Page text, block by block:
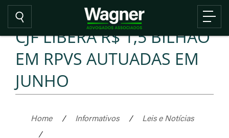
CJF LIBERA R$ 1,5 BILHÃO
EM RPVS AUTUADAS EM
JUNHO
Home / Informativos /
Leis e Notícias
/